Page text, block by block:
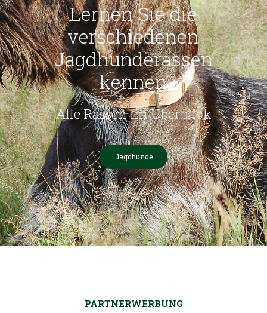
Lernen Sie die
verschiedenen
Jagdhunderassen
kennen
Alle Rassen im Überblick
Jagdhunde
PARTNERWERBUNG